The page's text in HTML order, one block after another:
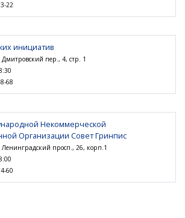
22
инициатив
пер., 4, стр. 1
68
Некоммерческой
Организации Совет Гринпис
Ленинградский просп., 26, корп.1
60